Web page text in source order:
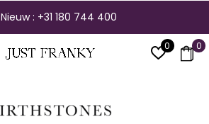
0 0
Nieuw : +31 180 744 400